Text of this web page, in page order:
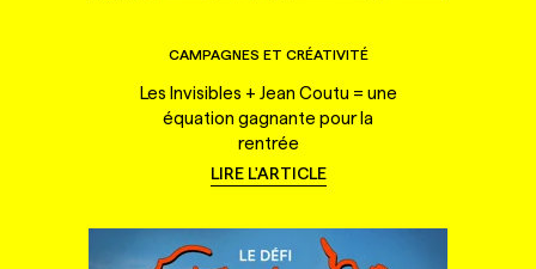
CAMPAGNES ET CRÉATIVITÉ
Les Invisibles + Jean Coutu = une
équation gagnante pour la
rentrée
LIRE L'ARTICLE